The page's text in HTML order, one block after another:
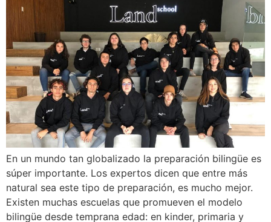
En un mundo tan globalizado la preparación bilingüe es
súper importante. Los expertos dicen que entre más
natural sea este tipo de preparación, es mucho mejor.
Existen muchas escuelas que promueven el modelo
bilingüe desde temprana edad: en kinder, primaria y